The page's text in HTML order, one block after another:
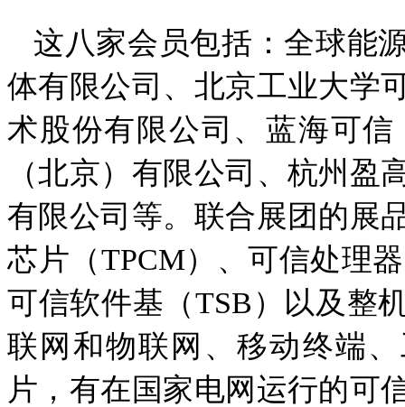
这八家会员包括：全球能
体有限公司、北京工业大学
术股份有限公司、蓝海可
（北京）有限公司、杭州
有限公司等。联合展团的展
芯片（TPCM）、可信处理
可信软件基（TSB）以及整
联网和物联网、移动终端
片，有在国家电网运行的可